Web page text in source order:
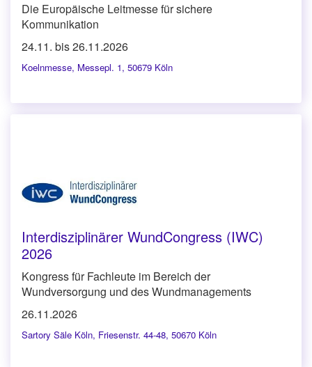
Die Europäische Leitmesse für sichere
Kommunikation
24.11. bis 26.11.2026
Koelnmesse, Messepl. 1, 50679 Köln
Interdisziplinärer WundCongress (IWC)
2026
Kongress für Fachleute im Bereich der
Wundversorgung und des Wundmanagements
26.11.2026
Sartory Säle Köln, Friesenstr. 44-48, 50670 Köln